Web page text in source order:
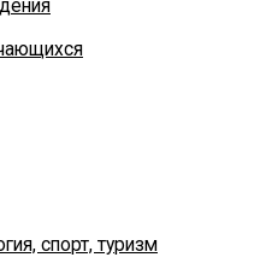
спорт, туризм